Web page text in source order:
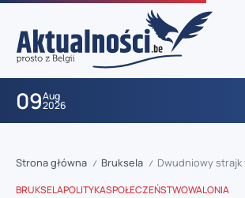
09Aug
2026
Strona główna / Bruksela / Dwudniowy strajk w szkołach: protest
BRUKSELAPOLITYKASPOŁECZEŃSTWOWALONIA